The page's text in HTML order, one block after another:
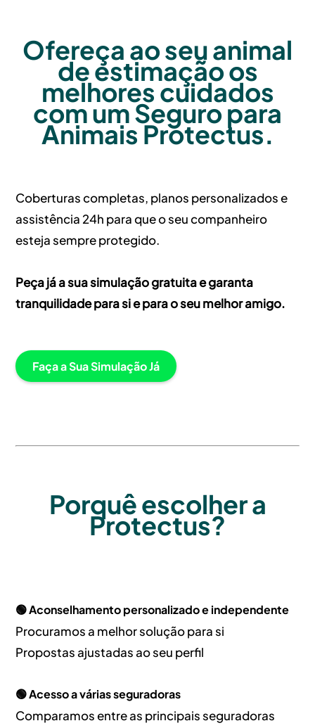
Ofereça ao seu animal
de estimação os
melhores cuidados
com um Seguro para
Animais Protectus.
Coberturas completas, planos personalizados e
assistência 24h para que o seu companheiro
esteja sempre protegido.
Peça já a sua simulação gratuita e garanta
tranquilidade para si e para o seu melhor amigo.
Faça a Sua Simulação Já
Porquê escolher a
Protectus?
🟢 Aconselhamento personalizado e independente
Procuramos a melhor solução para si
Propostas ajustadas ao seu perfil
🟢 Acesso a várias seguradoras
Comparamos entre as principais seguradoras